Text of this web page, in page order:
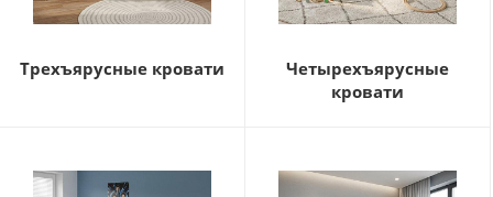
Трехъярусные кровати
Четырехъярусные
кровати